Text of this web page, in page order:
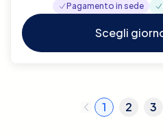
Pagamento in sede
Scegli
1 2 3